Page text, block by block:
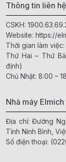
Thông tin liên hệ
CSKH:
Website: https://
Thời gian làm việc:
Thứ Hai – Thứ
định)
Chủ Nhật: 8:00 –
Nhà máy
Địa chỉ: Đường
Tỉnh Ninh Bình,
Số điện thoại: